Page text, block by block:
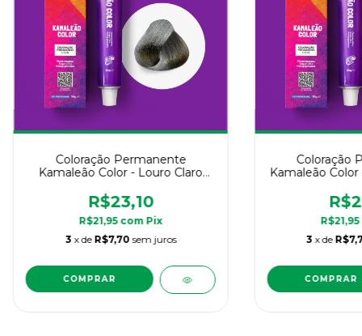
Coloração Permanente
Kamaleão Color - Louro Claro
R$23,10
R$21,95 com Pix
3 x de R$7,70 sem juros
Coloração
Kamaleão
R$21,95
3 x de